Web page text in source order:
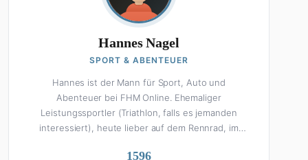
Hannes Nagel
SPORT & ABENTEUER
Hannes ist der Mann für Sport, Auto und
Abenteuer bei FHM Online. Ehemaliger
Leistungssportler (Triathlon, falls es jemanden
interessiert), heute lieber auf dem Rennrad, im
1596